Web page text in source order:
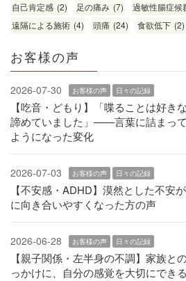
自己肯定感 (2) 足の痛み (7) 過敏性腸症候
遠隔による施術 (4) 頭痛 (24) 食欲低下 (2)
お客様の声
2026-07-30 お客様の声 日々の記録
【吃音・どもり】「喋ることは好き
諦めていました」——言葉に詰まっ
ようになった変化
2026-07-03 お客様の声 日々の記録
【不安感・ADHD】漠然とした不安
に向き合いやすくなった方の声
2026-06-28 お客様の声 日々の記録
【親子関係・左半身の不調】家族と
っかけに、自分の感覚を大切にでき